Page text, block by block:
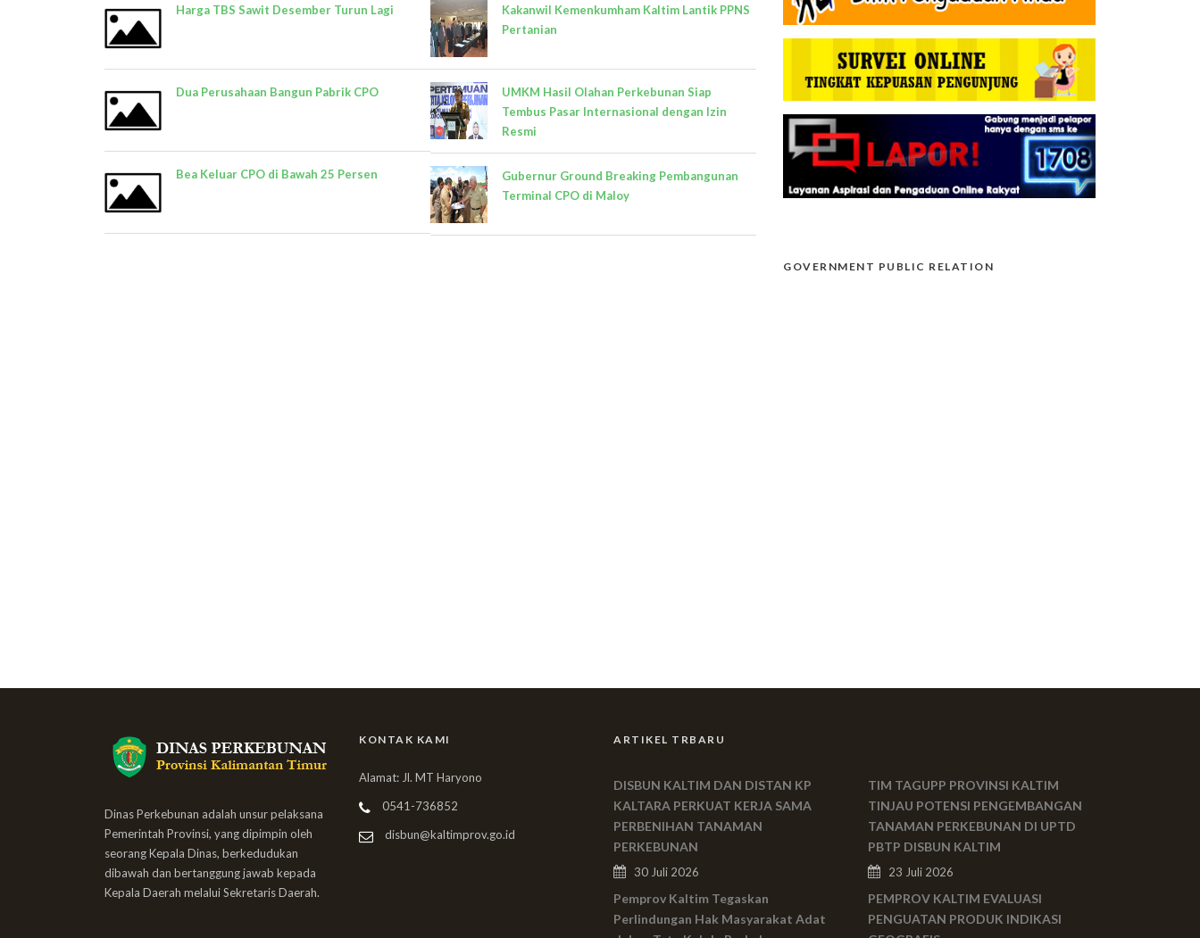
Harga TBS Sawit Desember Turun Lagi
Dua Perusahaan Bangun Pabrik CPO
Bea Keluar CPO di Bawah 25 Persen
Kakanwil Kemenkumham Kaltim Lantik PPNS
Pertanian
UMKM Hasil Olahan Perkebunan Siap
Tembus Pasar Internasional dengan Izin
Resmi
Gubernur Ground Breaking Pembangunan
Terminal CPO di Maloy
GOVERNMENT PUBLIC RELATION
Dinas Perkebunan adalah unsur pelaksana
Pemerintah Provinsi, yang dipimpin oleh
seorang Kepala Dinas, berkedudukan
dibawah dan bertanggung jawab kepada
Kepala Daerah melalui Sekretaris Daerah.
KONTAK KAMI
Alamat: Jl. MT Haryono
0541-736852
disbun@kaltimprov.go.id
ARTIKEL TRBARU
DISBUN KALTIM DAN DISTAN KP
KALTARA PERKUAT KERJA SAMA
PERBENIHAN TANAMAN
PERKEBUNAN
30 Juli 2026
Pemprov Kaltim Tegaskan
Perlindungan Hak Masyarakat Adat
TIM TAGUPP PROVINSI KALTIM
TINJAU POTENSI PENGEMBANGAN
TANAMAN PERKEBUNAN DI UPTD
PBTP DISBUN KALTIM
23 Juli 2026
PEMPROV KALTIM EVALUASI
PENGUATAN PRODUK INDIKASI